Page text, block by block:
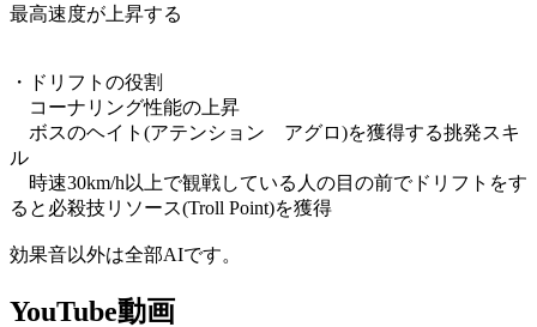
最高速度が上昇する
・ドリフトの役割
コーナリング性能の上昇
ボスのヘイト(アテンション アグロ)を獲得する挑発スキ
ル
時速30km/h以上で観戦している人の目の前でドリフトをす
ると必殺技リソース(Troll Point)を獲得
効果音以外は全部AIです。
YouTube動画